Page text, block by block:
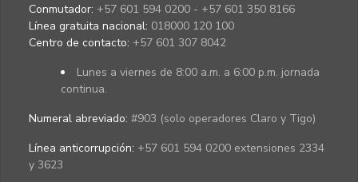
Conmutador: +57 601 594 0200 - +57 601 350 8166
Línea gratuita nacional: 018000 120 100
Centro de contacto: +57 601 307 8042
Lunes a viernes de 8:00 a.m. a 6:00 p.m. jornada
continua.
Numeral abreviado: #903 (solo operadores Claro y Tigo)
Línea anticorrupción: +57 601 594 0200 extensiones 2334
y 3623